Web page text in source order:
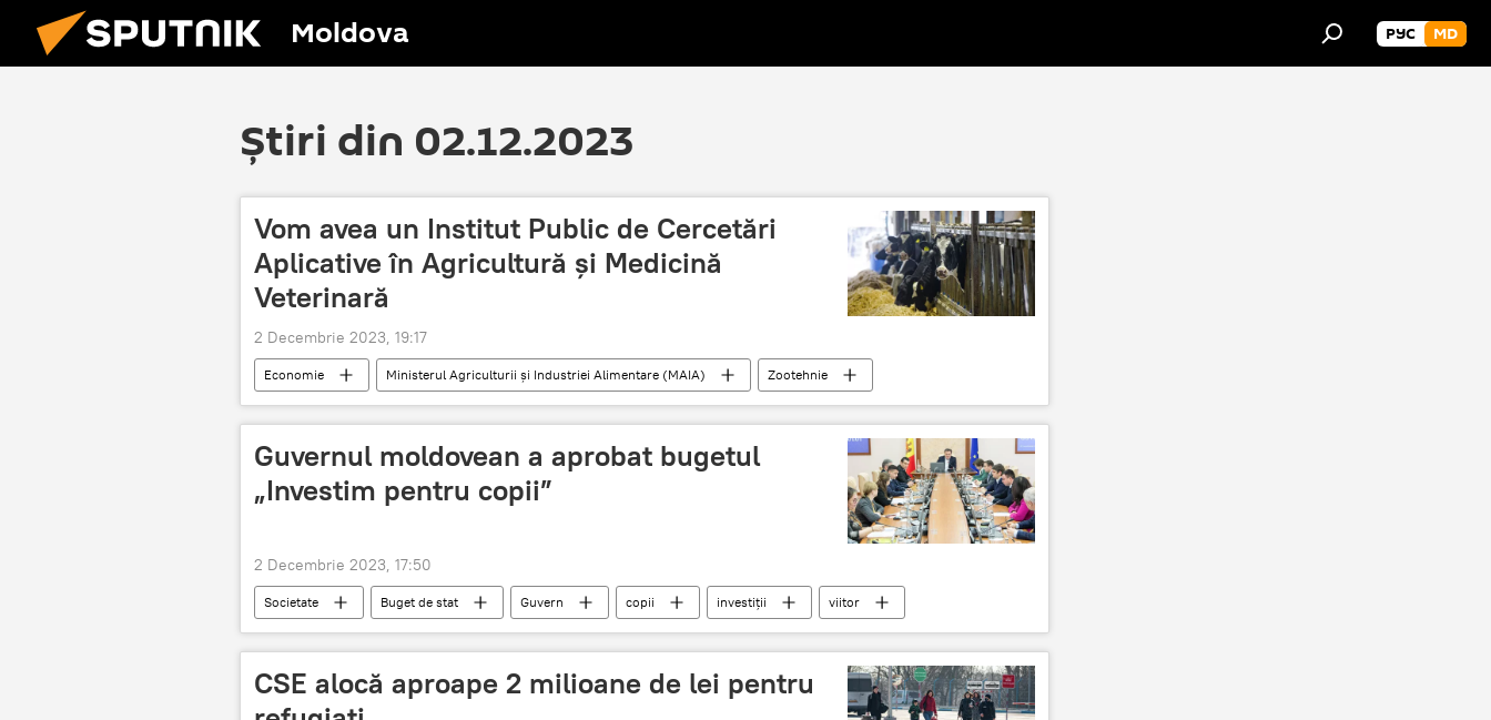
Moldova РУС MD
Știri din 02.12.2023
Vom avea un Institut Public de Cercetări
Aplicative în Agricultură și Medicină
Veterinară
2 Decembrie 2023, 19:17
Economie Ministerul Agriculturii și Industriei Alimentare (MAIA)
Zootehnie
veterinar
Guvernul moldovean a aprobat bugetul
„Investim pentru copii”
2 Decembrie 2023, 17:50
Societate Buget de stat Guvern copii investiții viitor
CSE alocă aproape 2 milioane de lei pentru